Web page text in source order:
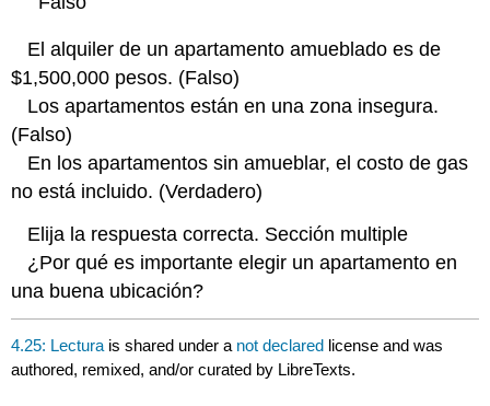
El alquiler de un apartamento amueblado es de
$1,500,000 pesos. (Falso)
Los apartamentos están en una zona insegura.
(Falso)
En los apartamentos sin amueblar, el costo de gas
no está incluido. (Verdadero)
Elija la respuesta correcta. Sección multiple
¿Por qué es importante elegir un apartamento en
una buena ubicación?
4.25: Lectura is shared under a not declared license and was
authored, remixed, and/or curated by LibreTexts.